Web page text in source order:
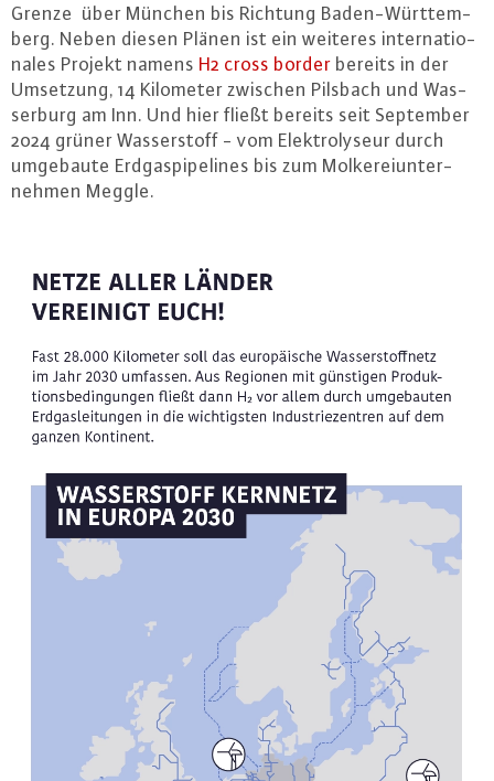
Grenze über München bis Richtung Ba­den-Würt­tem­
berg. Neben diesen Plänen ist ein weiteres in­ter­na­tio­
na­les Projekt namens H2 cross border bereits in der
Umsetzung, 14 Kilometer zwischen Pilsbach und Was­
ser­burg am Inn. Und hier fließt bereits seit September
2024 grüner Was­ser­stoff - vom Elek­tro­ly­seur durch
umgebaute Erd­gas­pipe­lines bis zum Mol­ke­rei­un­ter­
neh­men Meggle.